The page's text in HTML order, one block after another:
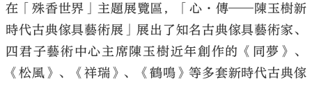
在「殊香世界」主題展覽區，「心·傳——陳玉樹新
時代古典傢具藝術展」展出了知名古典傢具藝術家、
四君子藝術中心主席陳玉樹近年創作的《同夢》、
《松風》、《祥瑞》、《鶴鳴》等多套新時代古典傢